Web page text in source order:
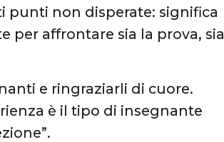
punti non disperate: significa
affrontare sia la prova, sia
e ringraziarli di cuore.
è il tipo di insegnante